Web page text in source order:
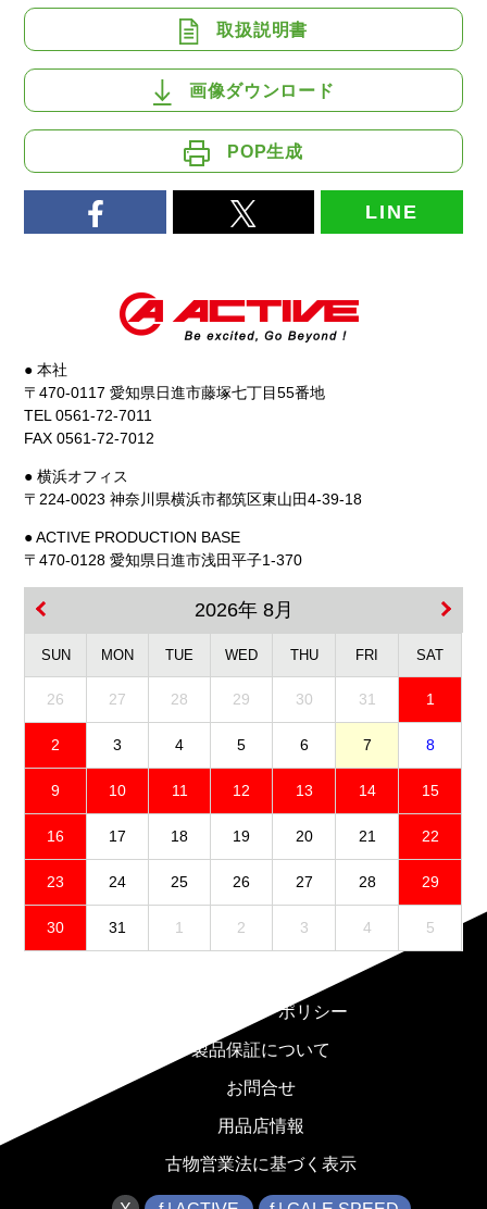
取扱説明書
画像ダウンロード
POP生成
LINE
● 本社
〒470-0117 愛知県日進市藤塚七丁目55番地
TEL 0561-72-7011
FAX 0561-72-7012
● 横浜オフィス
〒224-0023 神奈川県横浜市都筑区東山田4-39-18
● ACTIVE PRODUCTION BASE
〒470-0128 愛知県日進市浅田平子1-370
2026年 8月
SUN MON TUE WED THU FRI SAT
26 27 28 29 30 31 1
2 3 4 5 6 7 8
9 10 11 12 13 14 15
16 17 18 19 20 21 22
23 24 25 26 27 28 29
30 31 1 2 3 4 5
プライバシーポリシー
製品保証について
お問合せ
用品店情報
古物営業法に基づく表示